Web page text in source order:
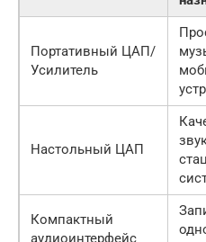
Портативный ЦАП/
Усилитель
Настольный ЦАП
Компактный
аудиоинтерфейс